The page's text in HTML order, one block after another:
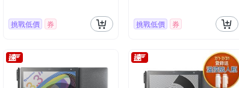
挑戰低價 券 挑戰低價 券